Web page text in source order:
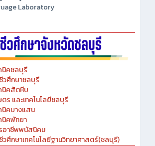
Laboratory
นิคชลบุรี
วศึกษาชลบุรี
นิคสัตหีบ
ร และเทคโนโลยีชลบุรี
นิคบางแสน
นิคพัทยา
อาชีพพนัสนิคม
ศึกษาเทคโนโลยีฐานวิทยาศาสตร์(ชลบุรี)